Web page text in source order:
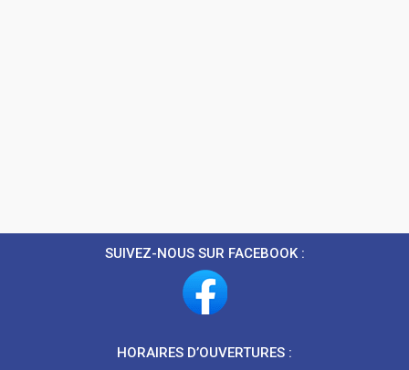
SUIVEZ-NOUS SUR FACEBOOK :
HORAIRES D’OUVERTURES :